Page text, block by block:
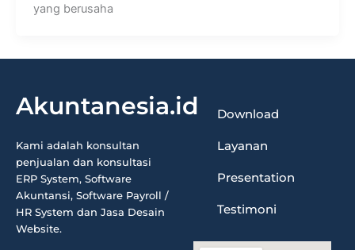
yang berusaha
Akuntanesia.id
Kami adalah konsultan
penjualan dan konsultasi
ERP System, Software
Akuntansi, Software Payroll /
HR System dan Jasa Desain
Website.
Download
Layanan
Presentation
Testimoni